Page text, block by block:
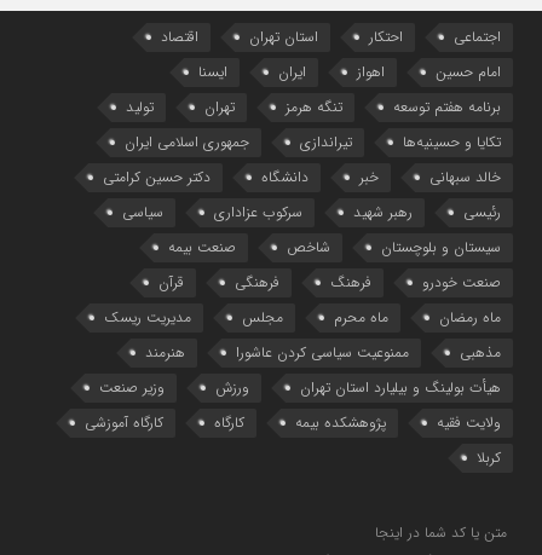
اجتماعی احتکار استان تهران
اقتصاد
امام حسین
اهواز ایران
ایسنا
برنامه هفتم توسعه
تنگه هرمز تهران
تولید
تکایا و حسینیه‌ها
تیراندازی
جمهوری اسلامی ایران
خالد سبهانی
خبر دانشگاه
دکتر حسین کرامتی
رئیسی
رهبر شهید سرکوب عزاداری
سیاسی
سیستان و بلوچستان
شاخص
صنعت بیمه
صنعت خودرو
فرهنگ فرهنگی
قرآن
ماه رمضان
ماه محرم مجلس
مدیریت ریسک
مذهبی
ممنوعیت سیاسی کردن عاشورا
هنرمند
هیأت بولینگ و بیلیارد استان تهران
ورزش
وزیر صنعت
ولایت فقیه
پژوهشکده بیمه کارگاه
کارگاه آموزشی
کربلا
متن یا کد شما در اینجا